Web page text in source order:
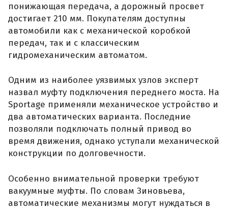
понижающая передача, а дорожный просвет
достигает 210 мм. Покупателям доступны
автомобили как с механической коробкой
передач, так и с классическим
гидромеханическим автоматом.
Одним из наиболее уязвимых узлов эксперт
назвал муфту подключения переднего моста. На
Sportage применяли механическое устройство и
два автоматических варианта. Последние
позволяли подключать полный привод во
время движения, однако уступали механической
конструкции по долговечности.
Особенно внимательной проверки требуют
вакуумные муфты. По словам Зиновьева,
автоматические механизмы могут нуждаться в